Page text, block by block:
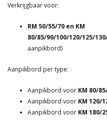
Verkrijgbaar voor:
RM 50/55/70 en KM
80/85/90/100/120/125/
aanpikbord)
Aanpikbord per type:
Aanpikbord voor KM 80/
Aanpikbord voor KM 120/
Aanpikbord voor KM 180/